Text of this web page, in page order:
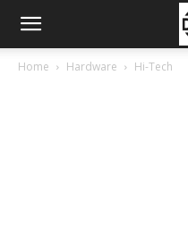
Home Hardware Hi-Tech